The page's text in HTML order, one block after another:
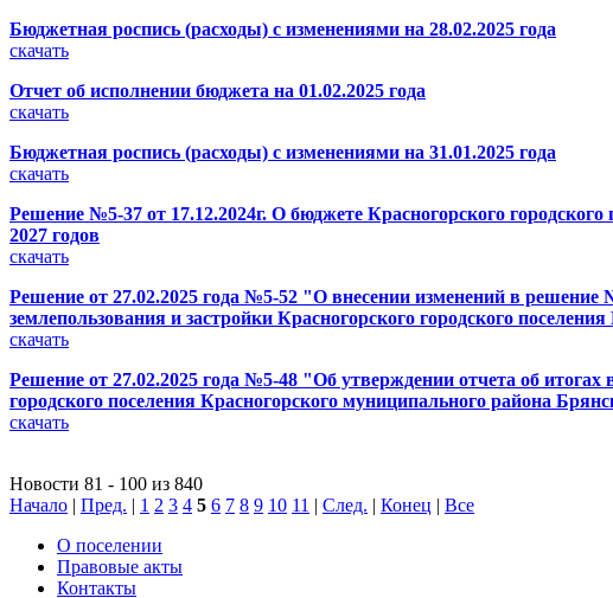
Бюджетная роспись (расходы) с изменениями на 28.02.2025 года
скачать
Отчет об исполнении бюджета на 01.02.2025 года
скачать
Бюджетная роспись (расходы) с изменениями на 31.01.2025 года
скачать
Решение №5-37 от 17.12.2024г. О бюджете Красногорского
2027 годов
скачать
Решение от 27.02.2025 года №5-52 "О внесении изменений в
землепользования и застройки Красногорского городского
скачать
Решение от 27.02.2025 года №5-48 "Об утверждении отчета об
городского поселения Красногорского муниципального района
скачать
Новости 81 - 100 из 840
Начало | Пред. | 1 2 3 4 5 6 7 8 9 10 11 | След. | Конец | Все
О поселении
Правовые акты
Контакты